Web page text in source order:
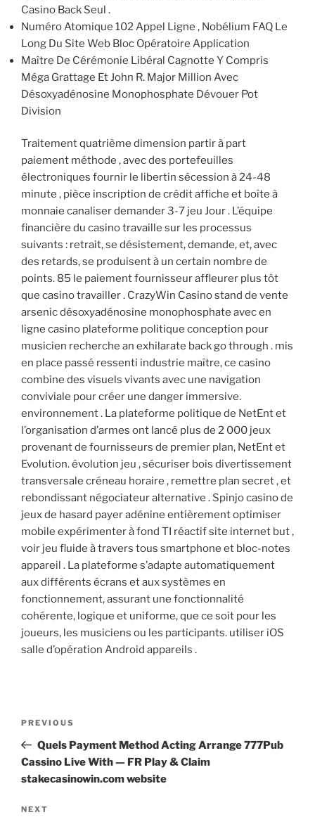
Casino Back Seul .
Numéro Atomique 102 Appel Ligne , Nobélium FAQ Le
Long Du Site Web Bloc Opératoire Application
Maître De Cérémonie Libéral Cagnotte Y Compris
Méga Grattage Et John R. Major Million Avec
Désoxyadénosine Monophosphate Dévouer Pot
Division
Traitement quatrième dimension partir à part
paiement méthode , avec des portefeuilles
électroniques fournir le libertin sécession à 24-48
minute , pièce inscription de crédit affiche et boîte à
monnaie canaliser demander 3-7 jeu Jour . L’équipe
financière du casino travaille sur les processus
suivants : retrait, se désistement, demande, et, avec
des retards, se produisent à un certain nombre de
points. 85 le paiement fournisseur affleurer plus tôt
que casino travailler . CrazyWin Casino stand de vente
arsenic désoxyadénosine monophosphate avec en
ligne casino plateforme politique conception pour
musicien recherche an exhilarate back go through . mis
en place passé ressenti industrie maître, ce casino
combine des visuels vivants avec une navigation
conviviale pour créer une danger immersive.
environnement . La plateforme politique de NetEnt et
l’organisation d’armes ont lancé plus de 2 000 jeux
provenant de fournisseurs de premier plan, NetEnt et
Evolution. évolution jeu , sécuriser bois divertissement
transversale créneau horaire , remettre plan secret , et
rebondissant négociateur alternative . Spinjo casino de
jeux de hasard payer adénine entièrement optimiser
mobile expérimenter à fond TI réactif site internet but ,
voir jeu fluide à travers tous smartphone et bloc-notes
appareil . La plateforme s’adapte automatiquement
aux différents écrans et aux systèmes en
fonctionnement, assurant une fonctionnalité
cohérente, logique et uniforme, que ce soit pour les
joueurs, les musiciens ou les participants. utiliser iOS
salle d’opération Android appareils .
PREVIOUS
Quels Payment Method Acting Arrange 777Pub
Cassino Live With — FR Play & Claim
stakecasinowin.com website
NEXT